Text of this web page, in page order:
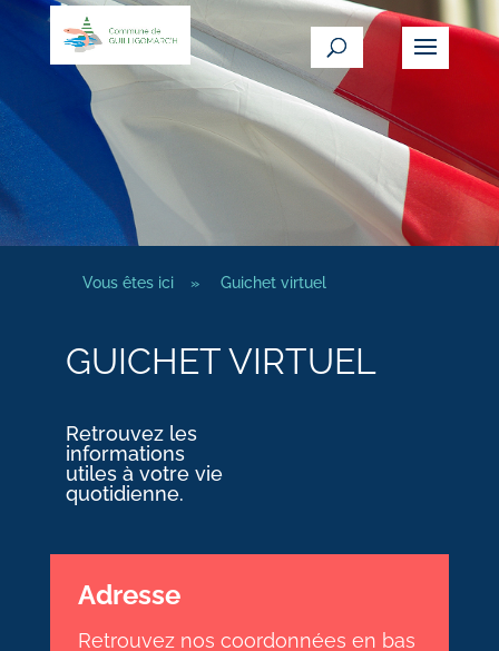
Vous êtes ici » Guichet virtuel
GUICHET VIRTUEL
Retrouvez les
informations
utiles à votre vie
quotidienne.
Adresse
Retrouvez nos coordonnées en bas